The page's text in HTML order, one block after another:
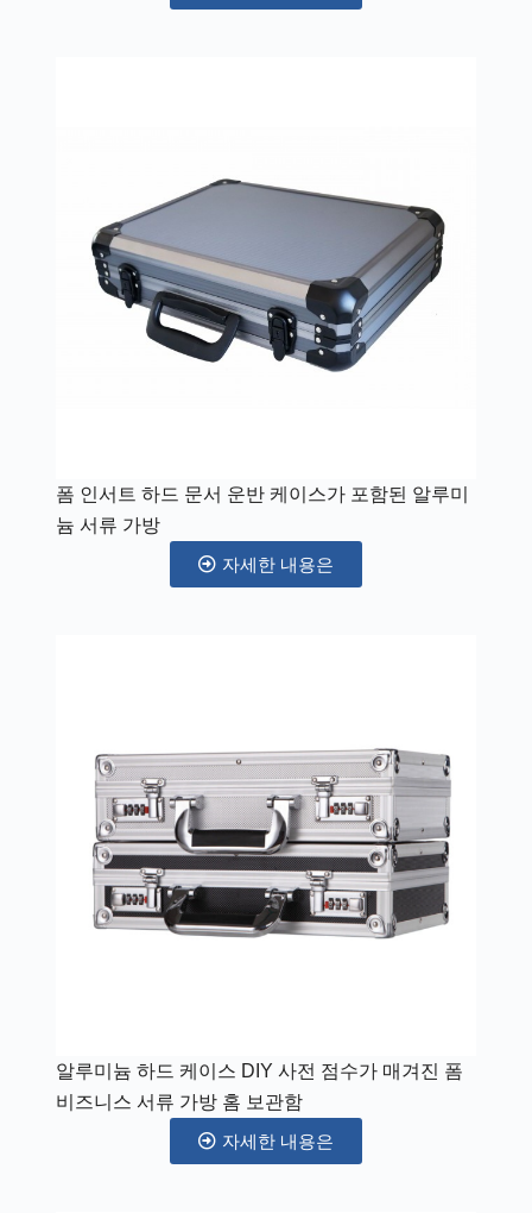
폼 인서트 하드 문서 운반 케이스가 포함된 알루미
늄 서류 가방
자세한 내용은
알루미늄 하드 케이스 DIY 사전 점수가 매겨진 폼
비즈니스 서류 가방 홈 보관함
자세한 내용은